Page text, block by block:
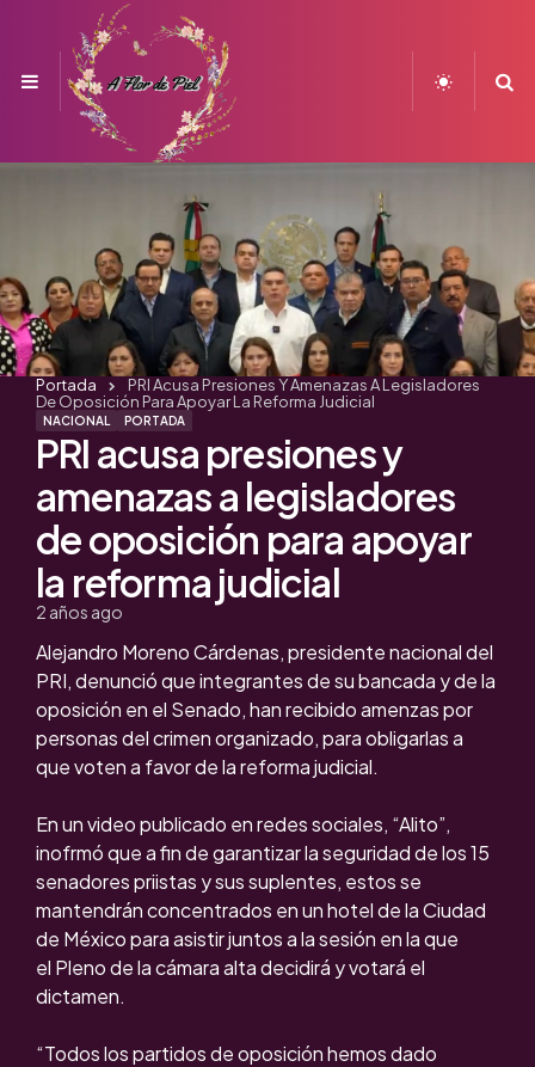
Menu
NACIONAL PORTADA
PRI acusa presiones y
amenazas a legisladores
de oposición para apoyar
la reforma judicial
2 años ago
Portada
PRI Acusa Presiones Y Amenazas A Legisladores
De Oposición Para Apoyar La Reforma Judicial
Alejandro Moreno Cárdenas, presidente nacional del
PRI, denunció que integrantes de su bancada y de la
oposición en el Senado, han recibido amenzas por
personas del crimen organizado, para obligarlas a
que voten a favor de la reforma judicial.
En un video publicado en redes sociales, “Alito”,
inofrmó que a fin de garantizar la seguridad de los 15
senadores priistas y sus suplentes, estos se
mantendrán concentrados en un hotel de la Ciudad
de México para asistir juntos a la sesión en la que
el Pleno de la cámara alta decidirá y votará el
dictamen.
“Todos los partidos de oposición hemos dado